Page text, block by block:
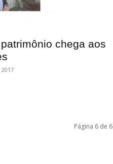
chega aos
Página 6 de 6